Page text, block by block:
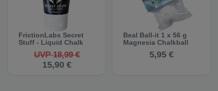
FrictionLabs Secret
Stuff - Liquid Chalk
UVP 18,99 €
15,90 €
Beal Ball-it 1 x 56 g
Magnesia Chalkball
5,95 €